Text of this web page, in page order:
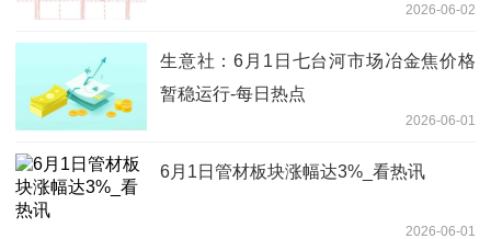
2026-06-02
生意社：6月1日七台河市场冶金焦价格
暂稳运行-每日热点
2026-06-01
6月1日管材板块涨幅达3%_看热讯
2026-06-01